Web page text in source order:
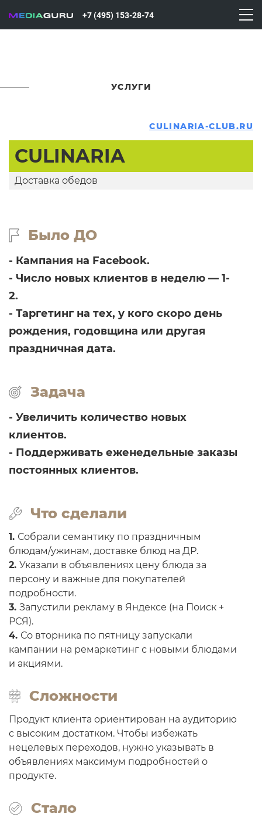
+7 (495) 153-28-74
УСЛУГИ
CULINARIA
Доставка обедов
CULINARIA-CLUB.RU
Было ДО
- Кампания на Facebook.
- Число новых клиентов в неделю — 1-
2.
- Таргетинг на тех, у кого скоро день
рождения, годовщина или другая
праздничная дата.
Задача
- Увеличить количество новых
клиентов.
- Поддерживать еженедельные заказы
постоянных клиентов.
Что сделали
1. Собрали семантику по праздничным
блюдам/ужинам, доставке блюд на ДР.
2. Указали в объявлениях цену блюда за
персону и важные для покупателей
подробности.
3. Запустили рекламу в Яндексе (на Поиск +
РСЯ).
4. Со вторника по пятницу запускали
кампании на ремаркетинг с новыми блюдами
и акциями.
Сложности
Продукт клиента ориентирован на аудиторию
с высоким достатком. Чтобы избежать
нецелевых переходов, нужно указывать в
объявлениях максимум подробностей о
продукте.
Стало